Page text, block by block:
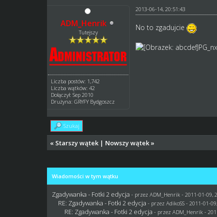
ADM_Henrik
Tutejszy
Liczba postów: 1,742
Liczba wątków: 42
Dołączył: Sep 2010
Drużyna: GRYFY Bydgoszcz
2013-06-14, 20:51:43
No to zgadujcie
Szukaj
« Starszy wątek | Nowszy wątek »
Wiadomości w tym wątku
Zgadywanka - Fotki 2 edycja - przezADM_Henrik - 2011-01-09,
RE: Zgadywanka - Fotki 2 edycja - przez AdikoSS - 2011-01-
RE: Zgadywanka - Fotki 2 edycja - przezADM_Henrik -